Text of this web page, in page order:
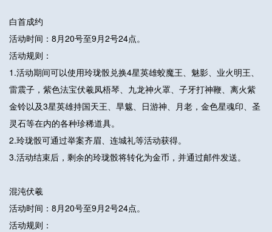
白首成约
活动时间：8月20号至9月2号24点。
活动规则：
1.活动期间可以使用玲珑骰兑换4星英雄蛟魔王、魅影、业火明王、
雷震子，紫色法宝伏羲凤梧琴、九龙神火罩、子牙打神鞭、离火紫
金铃以及3星英雄持国天王、旱魃、日游神、月老，金色星魂印、圣
灵石等在内的各种珍稀道具。
2.玲珑骰可通过举案齐眉、连城礼等活动获得。
3.活动结束后，剩余的玲珑骰将转化为金币，并通过邮件发送。
混沌伏羲
活动时间：8月20号至9月2号24点。
活动规则：